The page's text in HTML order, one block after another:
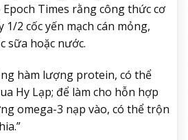
Times rằng công thức cơ
2 cốc yến mạch cán mỏng,
sữa hoặc nước.
hàm lượng protein, có thể
Hy Lạp; để làm cho hỗn hợp
omega-3 nạp vào, có thể trộn